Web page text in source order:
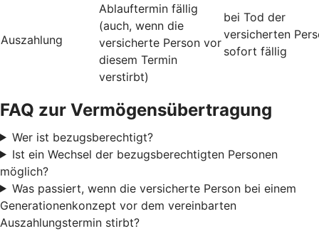
Auszahlung
Ablauftermin fällig
(auch, wenn die
versicherte Person vor
diesem Termin
verstirbt)
bei Tod der
versicherten
sofort fällig
FAQ zur Vermögensübertragung
Wer ist bezugsberechtigt?
Ist ein Wechsel der bezugsberechtigten Personen
möglich?
Was passiert, wenn die versicherte Person bei einem
Generationenkonzept vor dem vereinbarten
Auszahlungstermin stirbt?